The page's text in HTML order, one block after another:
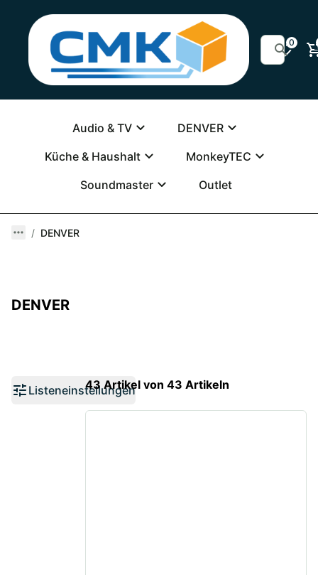
0
Audio & TV
DENVER
Küche & Haushalt
MonkeyTEC
Soundmaster
Outlet
DENVER
DENVER
Listeneinstellungen43 Artikel von 43 Artikeln